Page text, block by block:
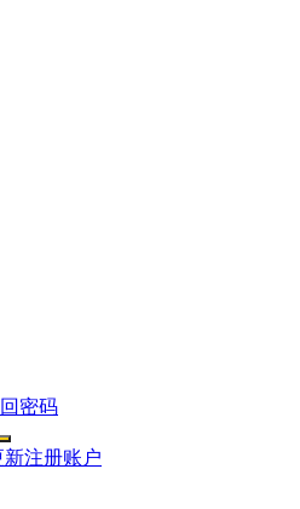
密码
新注册账户